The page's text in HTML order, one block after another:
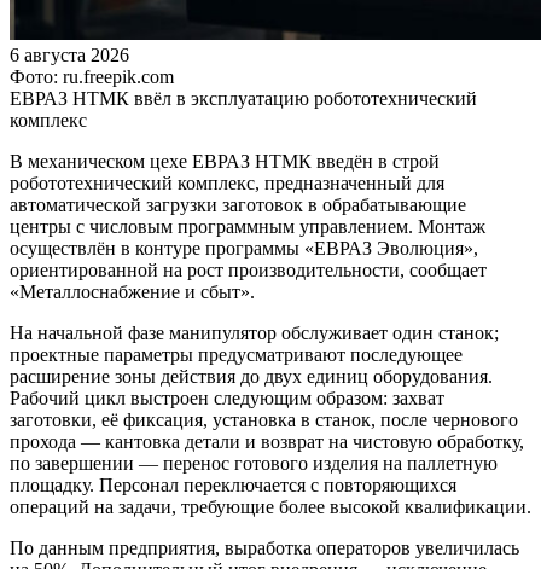
6 августа 2026
Фото: ru.freepik.com
ЕВРАЗ НТМК ввёл в эксплуатацию робототехнический
комплекс
В механическом цехе ЕВРАЗ НТМК введён в строй
робототехнический комплекс, предназначенный для
автоматической загрузки заготовок в обрабатывающие
центры с числовым программным управлением. Монтаж
осуществлён в контуре программы «ЕВРАЗ Эволюция»,
ориентированной на рост производительности, сообщает
«Металлоснабжение и сбыт».
На начальной фазе манипулятор обслуживает один станок;
проектные параметры предусматривают последующее
расширение зоны действия до двух единиц оборудования.
Рабочий цикл выстроен следующим образом: захват
заготовки, её фиксация, установка в станок, после чернового
прохода — кантовка детали и возврат на чистовую обработку,
по завершении — перенос готового изделия на паллетную
площадку. Персонал переключается с повторяющихся
операций на задачи, требующие более высокой квалификации.
По данным предприятия, выработка операторов увеличилась